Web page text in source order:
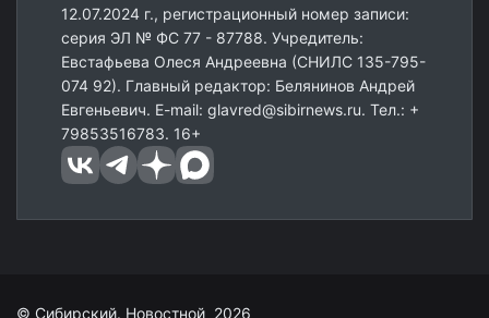
12.07.2024 г., регистрационный номер записи:
серия ЭЛ № ФС 77 - 87788. Учредитель:
Евстафьева Олеся Андреевна (СНИЛС 135-795-
074 92). Главный редактор: Белянинов Андрей
Евгеньевич. E-mail: glavred@sibirnews.ru. Тел.: +
79853516783. 16+
© Сибирский. Новостной 2026